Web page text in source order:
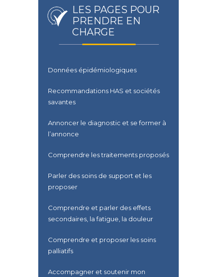
LES PAGES POUR
PRENDRE EN
CHARGE
Données épidémiologiques
Recommandations HAS et sociétés
savantes
Annoncer le diagnostic et se former à
l’annonce
Comprendre les traitements proposés
Parler des soins de support et les
proposer
Comprendre et parler des effets
secondaires, la fatigue, la douleur
Comprendre et proposer les soins
palliatifs
Accompagner et soutenir mon